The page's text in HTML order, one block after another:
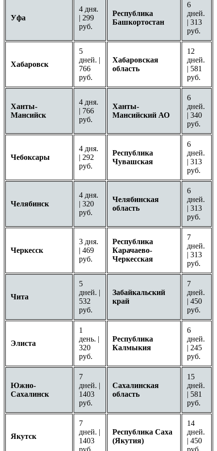
Уфа
4 дня.
| 299
руб.
Республика
Башкортостан
6
дней.
| 313
руб.
Хабаровск
5
дней. |
766
руб.
Хабаровская
область
12
дней.
| 581
руб.
Ханты-
Мансийск
4 дня.
| 766
руб.
Ханты-
Мансийский АО
6
дней.
| 340
руб.
Чебоксары
4 дня.
| 292
руб.
Республика
Чувашская
6
дней.
| 313
руб.
Челябинск
4 дня.
| 320
руб.
Челябинская
область
6
дней.
| 313
руб.
Черкесск
3 дня.
| 469
руб.
Республика
Карачаево-
Черкесская
7
дней.
| 313
руб.
Чита
5
дней. |
532
руб.
Забайкальский
край
7
дней.
| 450
руб.
Элиста
1
день. |
320
руб.
Республика
Калмыкия
6
дней.
| 245
руб.
Южно-
Сахалинск
7
дней. |
1403
руб.
Сахалинская
область
15
дней.
| 581
руб.
Якутск
7
дней. |
1403
Республика Саха
(Якутия)
14
дней.
| 450